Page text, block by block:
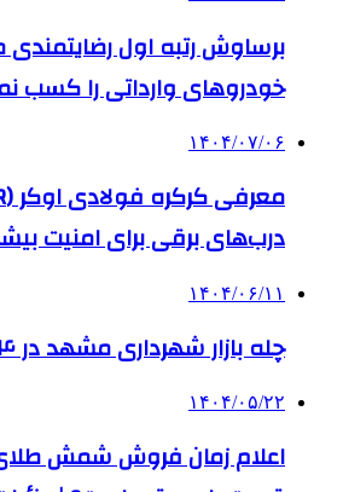
برساوش رتبه اول
خودروهای وارداتی را کسب
۱۴۰۴/۰۷/۰۶
درب‌های برقی برای امنیت
۱۴۰۴/۰۶/۱۱
چله بازار شهرداری مشهد در ۱۴۰۴ برگزار میشود ؟
۱۴۰۴/۰۵/۲۲
اعلام زمان فروش شمش طلای